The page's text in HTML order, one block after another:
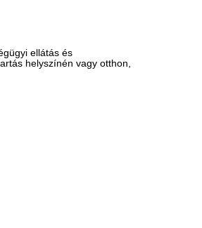
ellátás és
helyszínén vagy otthon,